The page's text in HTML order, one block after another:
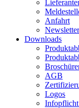
Anfahrt
Newsletter
Downloads
AGB
Logos